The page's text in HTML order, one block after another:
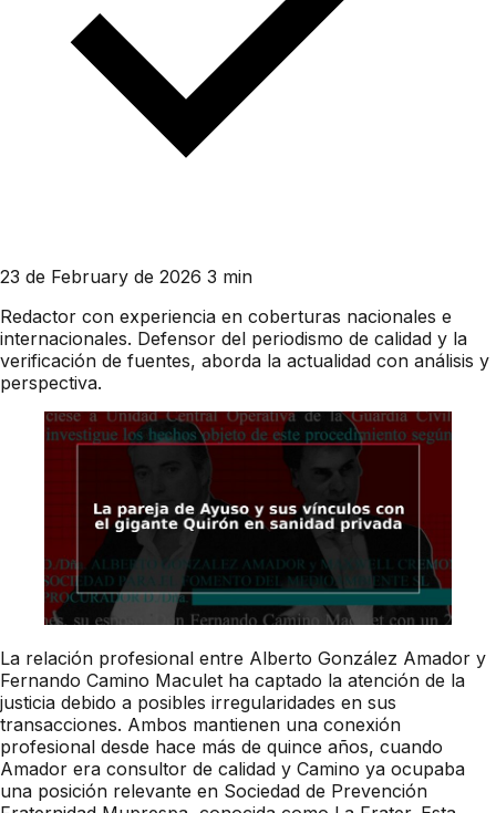
23 de February de 2026 3 min
Redactor con experiencia en coberturas nacionales e
internacionales. Defensor del periodismo de calidad y la
verificación de fuentes, aborda la actualidad con análisis y
perspectiva.
La relación profesional entre Alberto González Amador y
Fernando Camino Maculet ha captado la atención de la
justicia debido a posibles irregularidades en sus
transacciones. Ambos mantienen una conexión
profesional desde hace más de quince años, cuando
Amador era consultor de calidad y Camino ya ocupaba
una posición relevante en Sociedad de Prevención